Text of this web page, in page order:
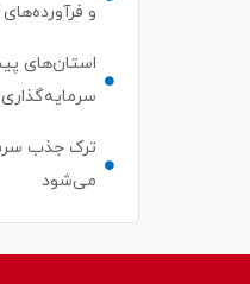
و
استان‌های
ترک جذب
می‌شود